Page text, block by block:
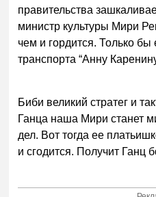
правительства
министр культуры Мири
чем и гордится. Только
транспорта “Анну
Биби великий стратег и
Ганца наша Мири станет
дел. Вот тогда ее
и сгодится. Получит Ганц